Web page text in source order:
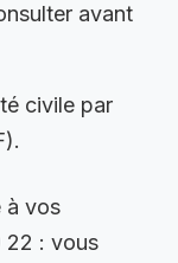
avant
civile par
à vos
22 : vous